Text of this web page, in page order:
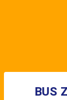
BUS